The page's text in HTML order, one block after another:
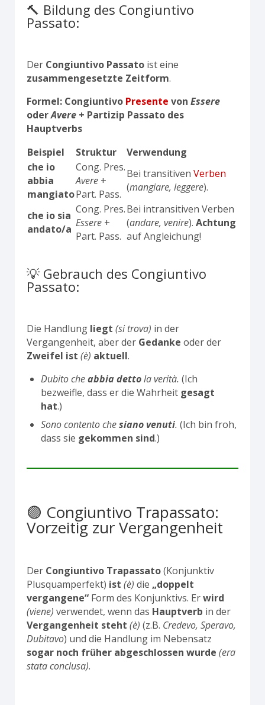
🔨 Bildung des Congiuntivo
Passato:
Der Congiuntivo Passato ist eine
zusammengesetzte Zeitform.
Formel: Congiuntivo Presente von Essere
oderAvere + Partizip Passato des
Hauptverbs
Beispiel
Struktur
Verwendung
che io
abbia
mangiato
Cong. Pres.
Avere +
Part. Pass.
Bei transitiven Verben
(mangiare, leggere).
che io sia
andato/a
Cong. Pres.
Essere +
Part. Pass.
Bei intransitiven Verben
(andare, venire). Achtung
auf Angleichung!
💡 Gebrauch des Congiuntivo
Passato:
Die Handlung liegt (si trova) in der
Vergangenheit, aber der Gedanke oder der
Zweifel ist (è) aktuell.
Dubito cheabbia dettola verità. (Ich
bezweifle, dass er die Wahrheit gesagt
hat.)
Sono contento chesiano venuti. (Ich bin froh,
dass sie gekommen sind.)
🟣 Congiuntivo Trapassato:
Vorzeitig zur Vergangenheit
Der Congiuntivo Trapassato(Konjunktiv
Plusquamperfekt) ist (è) die „doppelt
vergangene“ Form des Konjunktivs. Erwird
(viene) verwendet, wenn das Hauptverb in der
Vergangenheit steht (è) (z.B. Credevo, Speravo,
Dubitavo) und die Handlung im Nebensatz
sogar noch früher abgeschlossen wurde (era
stata conclusa).